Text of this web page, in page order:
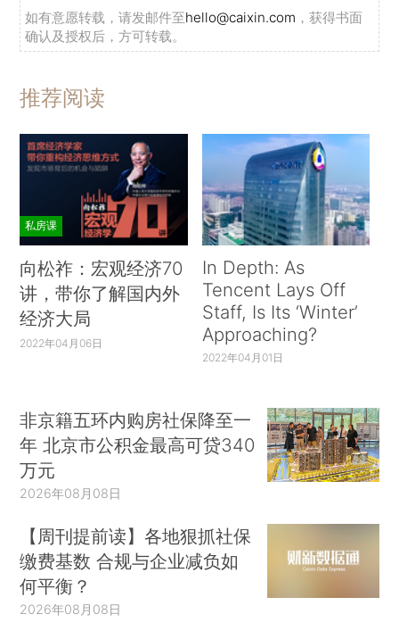
如有意愿转载，请发邮件至hello@caixin.com ，获得书面
确认及授权后，方可转载。
推荐阅读
私房课
向松祚：宏观经济70
讲，带你了解国内外
经济大局
2022年04月06日
In Depth: As
Tencent Lays Off
Staff, Is Its ‘Winter’
Approaching?
2022年04月01日
非京籍五环内购房社保降至一
年 北京市公积金最高可贷340
万元
2026年08月08日
【周刊提前读】各地狠抓社保
缴费基数 合规与企业减负如
何平衡？
2026年08月08日